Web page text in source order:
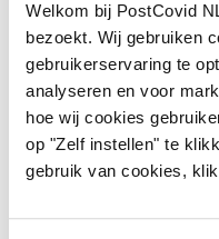
Welkom bij PostCovid
bezoekt. Wij gebruiken
gebruikerservaring te
analyseren en voor
hoe wij cookies
op "Zelf instellen" te
gebruik van cookies,
Een groep bestaat uit
duurt maximaal twee
bijeenkomsten. Het
overleggen jullie
mag altijd korter